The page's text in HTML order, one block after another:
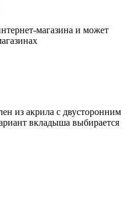
магазина и может
из акрила с двусторонним
вкладыша выбирается